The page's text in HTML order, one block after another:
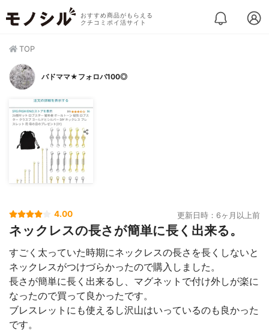
おすすめ商品がもらえる
クチコミポイ活サイト
TOP
バドママ★フォロバ100◎
4.00 更新日時：6ヶ月以上前
ネックレスの長さが簡単に長く出来る。
すごく太っていた時期にネックレスの長さを長くしないと
ネックレスがつけづらかったので購入しました。
長さが簡単に長く出来るし、マグネットで付け外しが楽に
なったので買って良かったです。
ブレスレットにも使えるし沢山はいっているのも良かった
です。